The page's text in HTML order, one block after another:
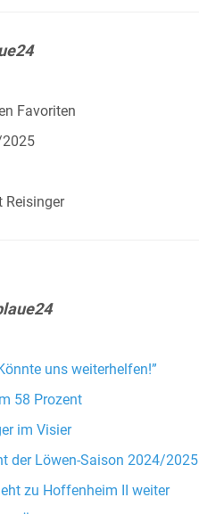
Favoriten
Reisinger
uns weiterhelfen!”
58 Prozent
im Visier
der Löwen-Saison 2024/2025
zu Hoffenheim II weiter